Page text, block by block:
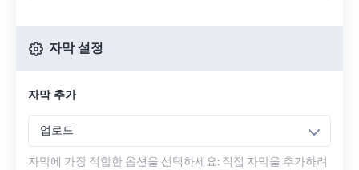
자막 설정
자막 추가
업로드
자막에 가장 적합한 옵션을 선택하세요: 직접 자막을 추가하려